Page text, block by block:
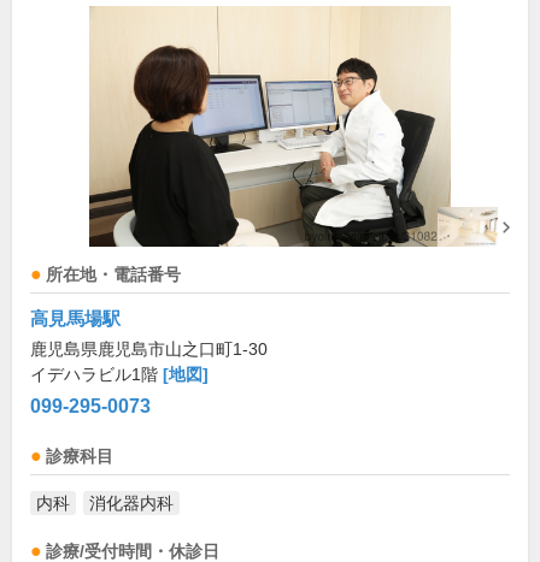
所在地・電話番号
高見馬場駅
鹿児島県鹿児島市山之口町1-30
イデハラビル1階 [地図]
099-295-0073
診療科目
内科 消化器内科
診療/受付時間・休診日